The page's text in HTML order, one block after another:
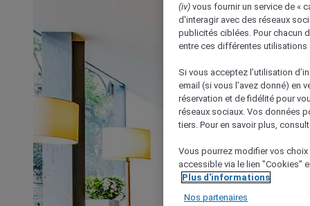
(iv) vous fournir un service de «
d'interagir avec des réseaux
publicités ciblées. Pour chacun
entre ces différentes utilisations
Si vous acceptez l’utilisation
email (si vous l’avez donné) en
réservation et de fidélité pour
réseaux sociaux. Vos données
tiers. Pour en savoir plus,
Vous pourrez modifier vos
accessible via le lien "Cookies"
Plus d'informations
Nos partenaires